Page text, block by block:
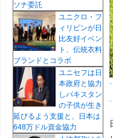
ソナ委託
ユニクロ・フ
ィリピンが日
比友好イベン
ト、伝統衣料
ブランドとコラボ
ユニセフは日
本政府と協力
しパキスタン
の子供が生き
延びるよう支援と、日本は
648万ドル資金協力